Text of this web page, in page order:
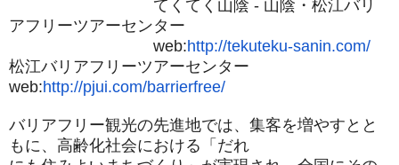
てくてく山陰 ‐ 山陰・松江バリ
アフリーツアーセンター
web:http://tekuteku-sanin.com/
松江バリアフリーツアーセンター
web:http://pjui.com/barrierfree/
バリアフリー観光の先進地では、集客を増やすとと
もに、 高齢化社会における「だれ